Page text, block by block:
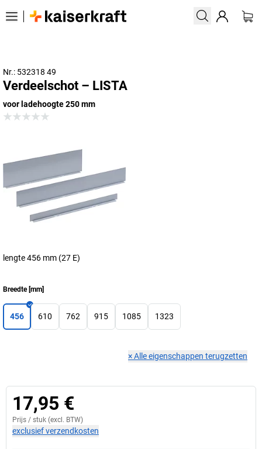
Nr.: 532318 49
Verdeelschot – LISTA
voor ladehoogte 250 mm
lengte 456 mm (27 E)
Breedte[mm]
456 610 762 915 1085 1323
×Alle eigenschappen terugzetten
17,95 €
Prijs / stuk (excl. BTW)
exclusief verzendkosten